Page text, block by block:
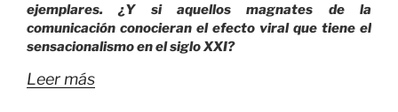
ejemplares. ¿Y si aquellos magnates de la
comunicación conocieran el efecto viral que tiene el
sensacionalismo en el siglo XXI?
Leer más